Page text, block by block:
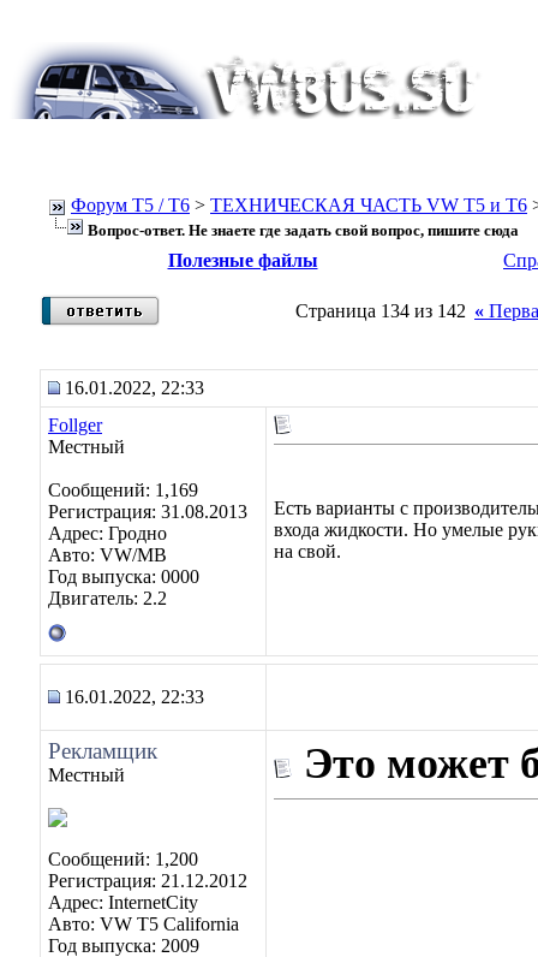
Форум Т5 / T6 > ТЕХНИЧЕСКАЯ ЧАСТЬ VW T5 и T6
Вопрос-ответ. Не знаете где задать свой вопрос, пишите сюда
Полезные файлы
Страница 134 из 142 «
16.01.2022, 22:33
Follger
Местный
Сообщений: 1,169
Регистрация: 31.08.2013
Адрес: Гродно
Авто: VW/MB
Год выпуска: 0000
Двигатель: 2.2
Есть варианты с
входа жидкости. Но умелые
на свой.
16.01.2022, 22:33
Рекламщик
Местный
Сообщений: 1,200
Регистрация: 21.12.2012
Адрес: InternetCity
Авто: VW T5 California
Год выпуска: 2009
Это может